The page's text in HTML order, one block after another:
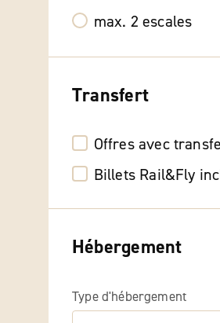
max. 2 escales
Transfert
Offres avec
Billets Rail&Fly
Hébergement
Type d'hébergement